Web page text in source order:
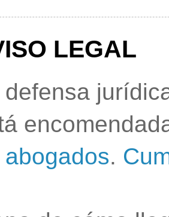
LEGAL
defensa
abogados.